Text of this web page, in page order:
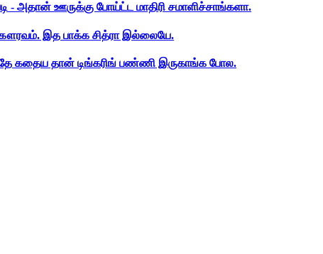
அதான் ஊருக்கு போய்ட்ட மாதிரி சமாளிச்சாங்களா.
இத பாக்க சித்ரா இல்லையே.
கதைய தான் டிங்கரிங் பண்ணி இருகாங்க போல.